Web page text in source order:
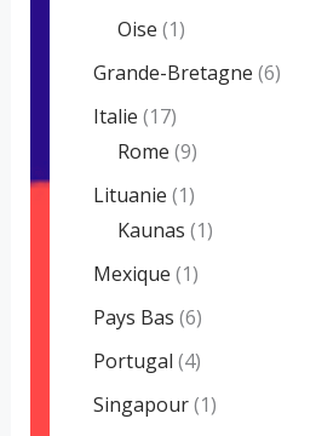
Oise (1)
Grande-Bretagne (6)
Italie (17)
Rome (9)
Lituanie (1)
Kaunas (1)
Mexique (1)
Pays Bas (6)
Portugal (4)
Singapour(1)